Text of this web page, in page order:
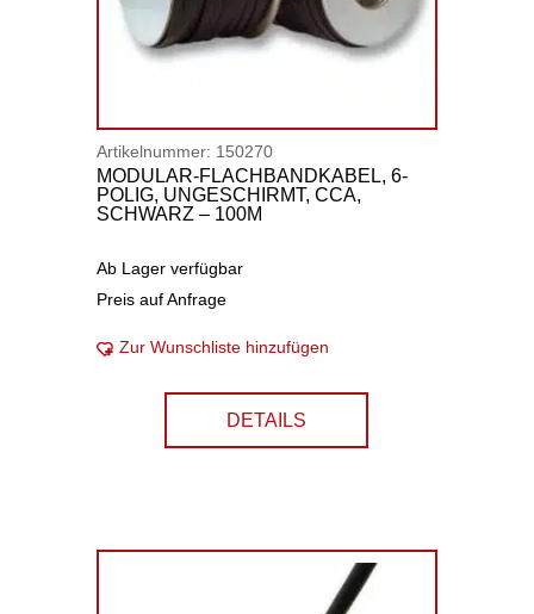
Artikelnummer: 150270
MODULAR-FLACHBANDKABEL, 6-
POLIG, UNGESCHIRMT, CCA,
SCHWARZ – 100M
Ab Lager verfügbar
Preis auf Anfrage
Zur Wunschliste hinzufügen
DETAILS